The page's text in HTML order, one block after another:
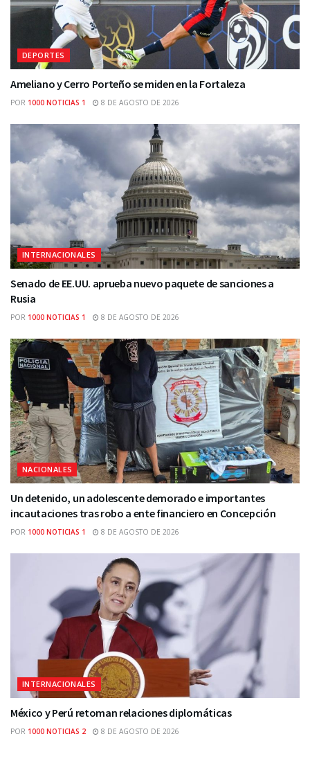
DEPORTES
Ameliano y Cerro Porteño se miden en la Fortaleza
POR 1000 NOTICIAS 1 8 DE AGOSTO DE 2026
INTERNACIONALES
Senado de EE.UU. aprueba nuevo paquete de sanciones a
Rusia
POR 1000 NOTICIAS 1 8 DE AGOSTO DE 2026
NACIONALES
Un detenido, un adolescente demorado e importantes
incautaciones tras robo a ente financiero en Concepción
POR 1000 NOTICIAS 1 8 DE AGOSTO DE 2026
INTERNACIONALES
México y Perú retoman relaciones diplomáticas
POR 1000 NOTICIAS 2 8 DE AGOSTO DE 2026